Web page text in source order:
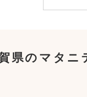
県のマタニ